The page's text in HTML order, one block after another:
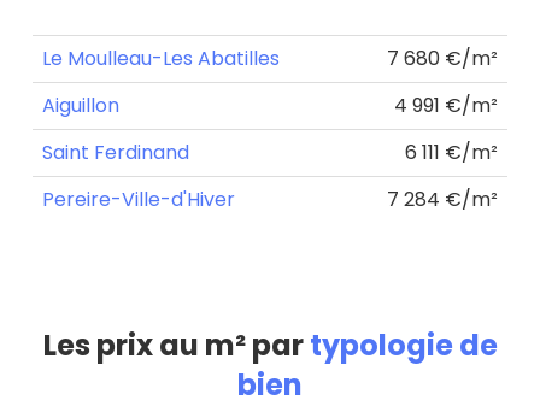
Le Moulleau-Les Abatilles
7 680 €/m²
Aiguillon
4 991 €/m²
Saint Ferdinand
6 111 €/m²
Pereire-Ville-d'Hiver
7 284 €/m²
Les prix au m² partypologie de
bien